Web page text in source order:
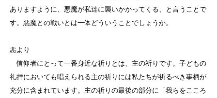
ありますように、悪魔が私達に襲いかかってくる、と言うことで
す。悪魔との戦いとは一体どういうことでしょうか。
悪より
信仰者にとって一番身近な祈りとは、主の祈りです。子どもの
礼拝においても唱えられる主の祈りには私たちが祈るべき事柄が
充分に含まれています。主の祈りの最後の部分に「我らをこころ